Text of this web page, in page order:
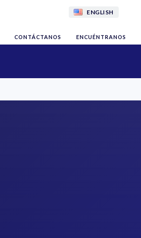
ENGLISH
CONTÁCTANOS ENCUÉNTRANOS